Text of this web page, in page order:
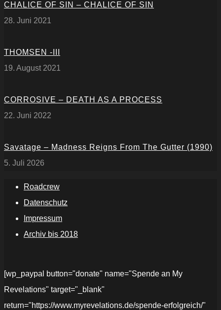
CHALICE OF SIN – CHALICE OF SIN
28. Juni 2021
THOMSEN -III
19. August 2021
CORROSIVE – DEATH AS A PROCESS
22. Juni 2022
Savatage – Madness Reigns From The Gutter (1990)
5. Juli 2026
Roadcrew
Datenschutz
Impressum
Archiv bis 2018
[wp_paypal button="donate" name="Spende an My
Revelations" target="_blank"
return="https://www.myrevelations.de/spende-erfolgreich/"